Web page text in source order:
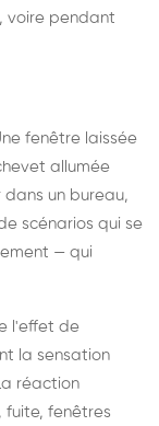
voire pendant
fenêtre laissée
allumée
un bureau,
scénarios qui se
— qui
l'effet de
la sensation
réaction
fuite, fenêtres